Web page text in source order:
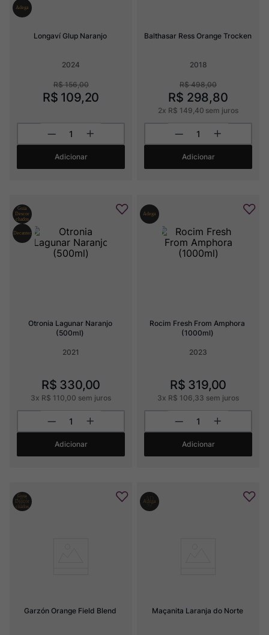
Longaví Glup Naranjo
2024
R$ 156,00
R$ 109,20
Adicionar
Balthasar Ress Orange Trocken
2018
R$ 498,00
R$ 298,80
2x R$ 149 40 sem juros
Adicionar
Otronia Lagunar Naranjo
(500ml)
2021
R$ 330,00
3x R$ 110 00 sem juros
Adicionar
Rocim Fresh From Amphora
(1000ml)
2023
R$ 319,00
3x R$ 106 33 sem juros
Adicionar
Garzón Orange Field Blend Maçanita Laranja do Norte